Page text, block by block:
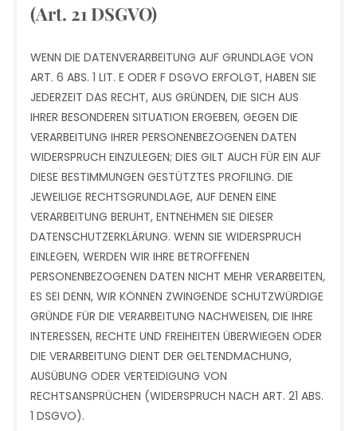
(Art. 21 DSGVO)
WENN DIE DATENVERARBEITUNG AUF GRUNDLAGE VON
ART. 6 ABS. 1 LIT. E ODER F DSGVO ERFOLGT, HABEN SIE
JEDERZEIT DAS RECHT, AUS GRÜNDEN, DIE SICH AUS
IHRER BESONDEREN SITUATION ERGEBEN, GEGEN DIE
VERARBEITUNG IHRER PERSONENBEZOGENEN DATEN
WIDERSPRUCH EINZULEGEN; DIES GILT AUCH FÜR EIN AUF
DIESE BESTIMMUNGEN GESTÜTZTES PROFILING. DIE
JEWEILIGE RECHTSGRUNDLAGE, AUF DENEN EINE
VERARBEITUNG BERUHT, ENTNEHMEN SIE DIESER
DATENSCHUTZERKLÄRUNG. WENN SIE WIDERSPRUCH
EINLEGEN, WERDEN WIR IHRE BETROFFENEN
PERSONENBEZOGENEN DATEN NICHT MEHR VERARBEITEN,
ES SEI DENN, WIR KÖNNEN ZWINGENDE SCHUTZWÜRDIGE
GRÜNDE FÜR DIE VERARBEITUNG NACHWEISEN, DIE IHRE
INTERESSEN, RECHTE UND FREIHEITEN ÜBERWIEGEN ODER
DIE VERARBEITUNG DIENT DER GELTENDMACHUNG,
AUSÜBUNG ODER VERTEIDIGUNG VON
RECHTSANSPRÜCHEN (WIDERSPRUCH NACH ART. 21 ABS.
1 DSGVO).